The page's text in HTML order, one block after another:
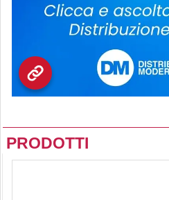
PRODOTTI